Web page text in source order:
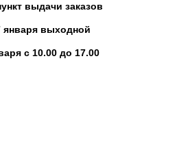
выдачи заказов
января выходной
с 10.00 до 17.00